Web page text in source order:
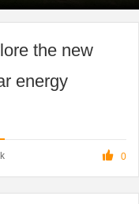
the new
energy
 0